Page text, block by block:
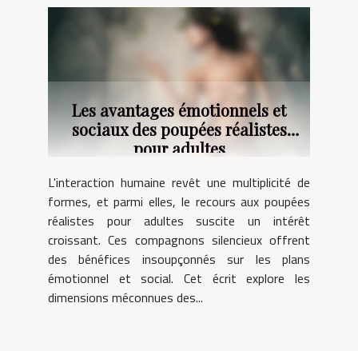
Les avantages émotionnels et
sociaux des poupées réalistes
pour adultes
L'interaction humaine revêt une multiplicité de
formes, et parmi elles, le recours aux poupées
réalistes pour adultes suscite un intérêt
croissant. Ces compagnons silencieux offrent
des bénéfices insoupçonnés sur les plans
émotionnel et social. Cet écrit explore les
dimensions méconnues des...